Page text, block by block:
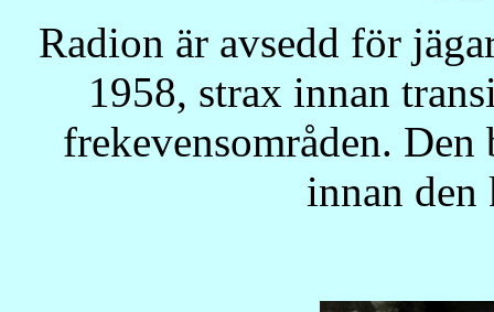
Radion är avsedd för
1958, strax innan
frekevensområden. Den
innan den